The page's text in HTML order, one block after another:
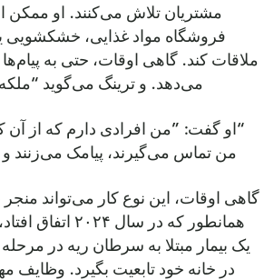
مشتریان تلاش می‌کنند. او
فروشگاه مواد غذایی، خشکشویی
ملاقات کند. گاهی اوقات، حتی به
می‌دهد. و ترینگ می‌گوید
“او گفت: ”من افرادی دارم که از آن
من تماس می‌گیرند، پیامک می‌زنند
گاهی اوقات، این نوع کار می‌تواند
همانطور که در سال
یک بیمار مبتلا به سرطان ریه در
در خانه خود تابعیت بگیرد. وظایف